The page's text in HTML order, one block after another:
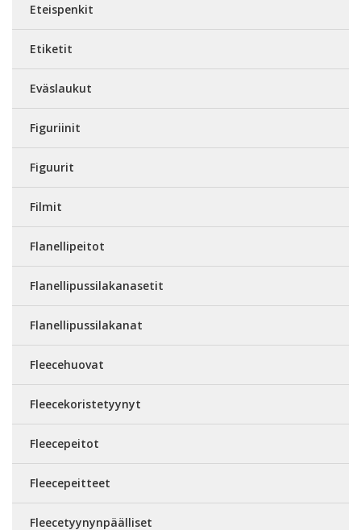
Eteispenkit
Etiketit
Eväslaukut
Figuriinit
Figuurit
Filmit
Flanellipeitot
Flanellipussilakanasetit
Flanellipussilakanat
Fleecehuovat
Fleecekoristetyynyt
Fleecepeitot
Fleecepeitteet
Fleecetyynynpäälliset